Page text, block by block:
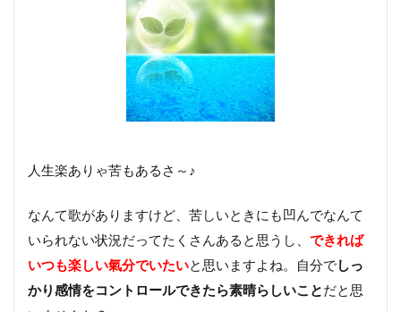
人生楽ありゃ苦もあるさ～♪
なんて歌がありますけど、苦しいときにも凹んでなんて
いられない状況だってたくさんあると思うし、 できれば
いつも楽しい氣分でいたいと思いますよね。自分でしっ
かり感情をコントロールできたら素晴らしいことだと思